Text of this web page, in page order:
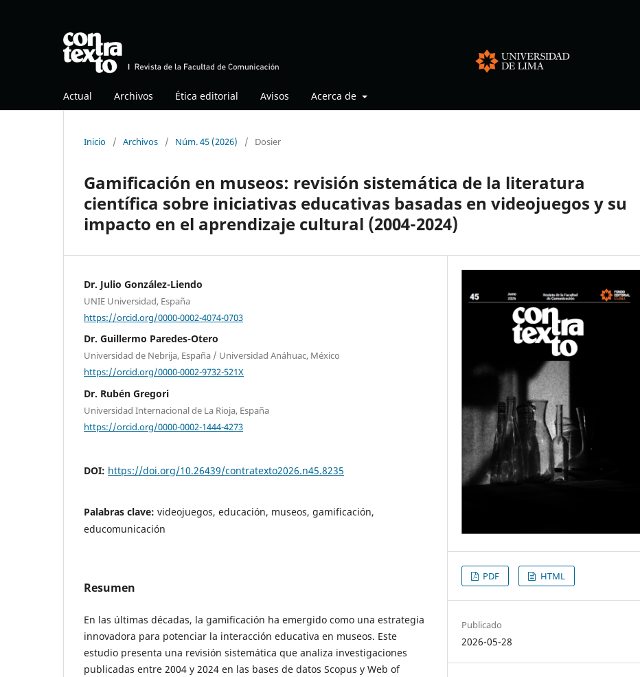
Actual Archivos Ética editorial Avisos Acerca de
Inicio / Archivos / Núm. 45 (2026) / Dosier
Gamificación en museos: revisión sistemática de la literatura
científica sobre iniciativas educativas basadas en videojuegos y su
impacto en el aprendizaje cultural (2004-2024)
Dr. Julio González-Liendo
UNIE Universidad, España
https://orcid.org/0000-0002-4074-0703
Dr. Guillermo Paredes-Otero
Universidad de Nebrija, España / Universidad Anáhuac, México
https://orcid.org/0000-0002-9732-521X
Dr. Rubén Gregori
Universidad Internacional de La Rioja, España
https://orcid.org/0000-0002-1444-4273
DOI: https://doi.org/10.26439/contratexto2026.n45.8235
Palabras clave: videojuegos, educación, museos, gamificación,
educomunicación
Resumen
En las últimas décadas, la gamificación ha emergido como una estrategia
innovadora para potenciar la interacción educativa en museos. Este
estudio presenta una revisión sistemática que analiza investigaciones
publicadas entre 2004 y 2024 en las bases de datos Scopus y Web of
PDF HTML
Publicado
2026-05-28